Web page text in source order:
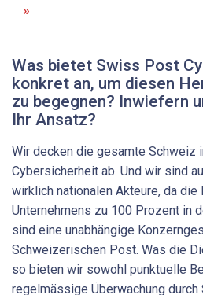
Was bietet Swiss Post
konkret an, um diesen
zu begegnen? Inwiefern
Ihr Ansatz?
Wir decken die gesamte Schweiz
Cybersicherheit ab. Und wir sind
wirklich nationalen Akteure, da
Unternehmens zu 100 Prozent in
sind eine unabhängige
Schweizerischen Post. Was die
so bieten wir sowohl punktuelle
regelmäs­sige Überwachung